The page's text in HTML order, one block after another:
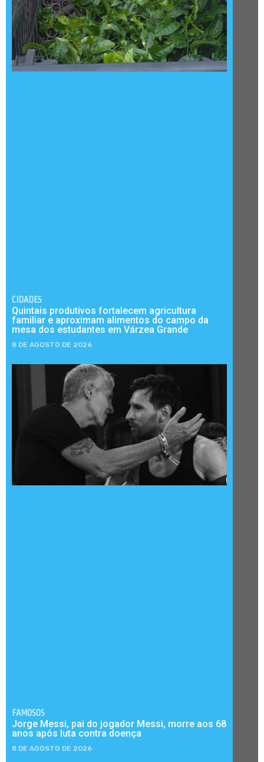
CIDADES
Quintais produtivos fortalecem agricultura
familiar e aproximam alimentos do campo da
mesa dos estudantes em Várzea Grande
8 DE AGOSTO DE 2026
FAMOSOS
Jorge Messi, pai do jogador Messi, morre aos 68
anos após luta contra doença
8 DE AGOSTO DE 2026